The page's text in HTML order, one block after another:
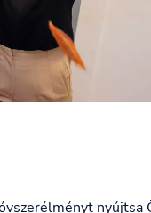
nyújtsa